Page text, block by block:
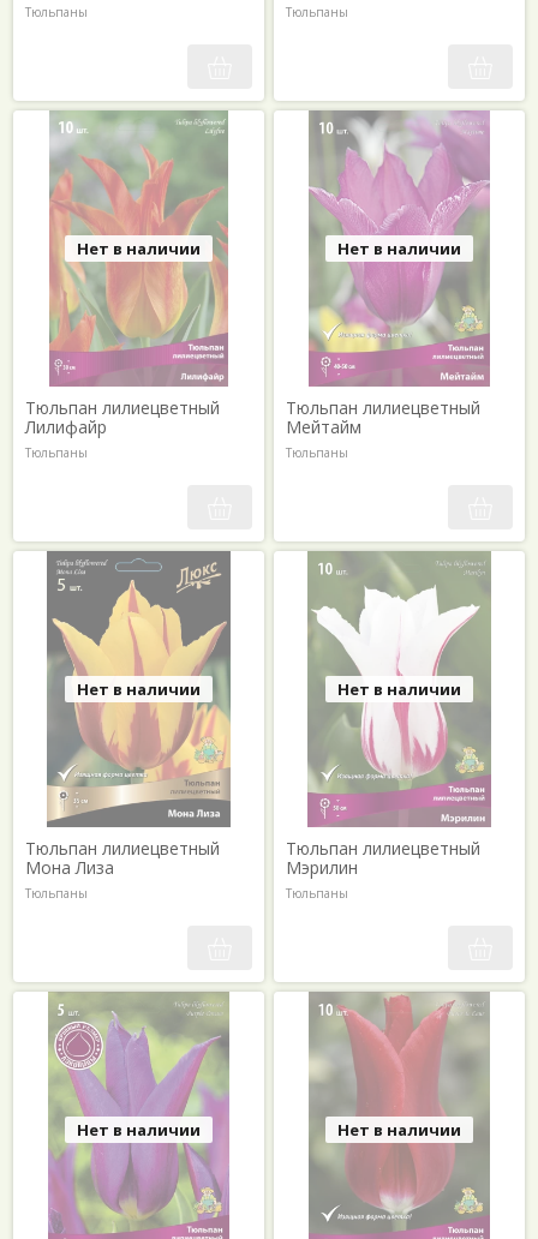
Тюльпаны Тюльпаны
Нет в наличии
Тюльпан лилиецветный
Лилифайр
Тюльпаны
Нет в наличии
Тюльпан лилиецветный
Мейтайм
Тюльпаны
Нет в наличии
Тюльпан лилиецветный
Мона Лиза
Тюльпаны
Нет в наличии
Тюльпан лилиецветный
Мэрилин
Тюльпаны
Нет в наличии Нет в наличии